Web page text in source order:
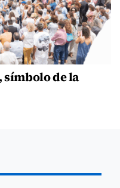
símbolo de la